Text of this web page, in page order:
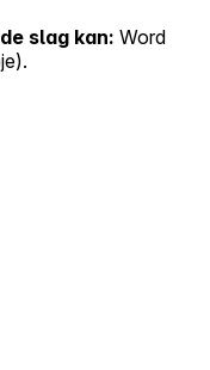
slag kan: Word